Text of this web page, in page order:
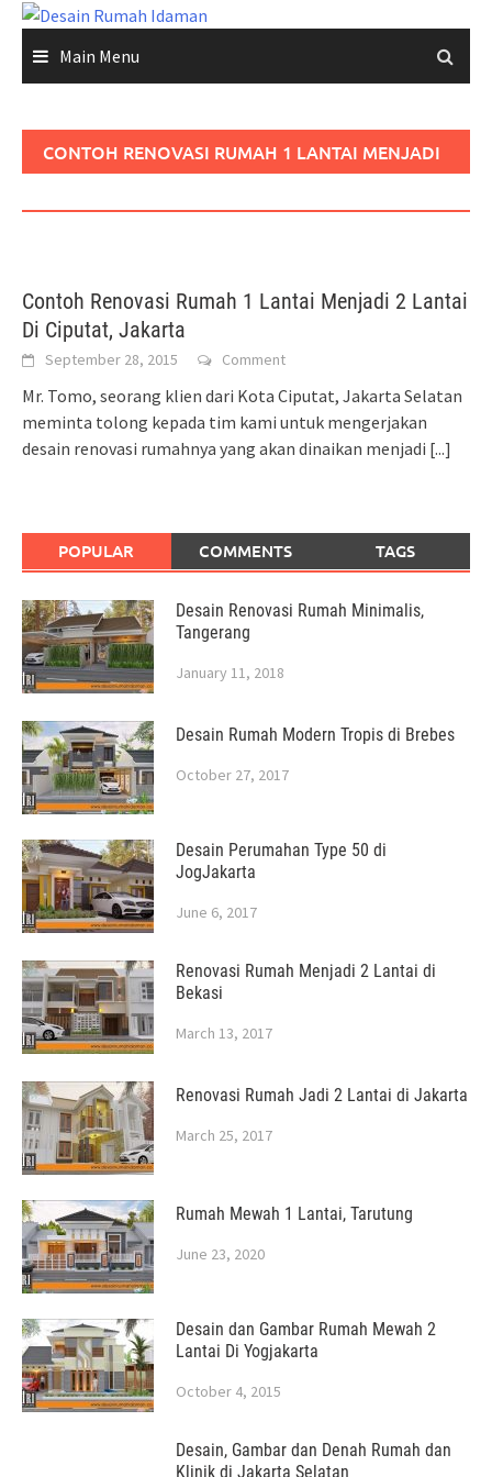
Skip
content Main Menu
CONTOH RENOVASI RUMAH 1 LANTAI MENJADI
Contoh Renovasi Rumah 1 Lantai Menjadi 2 Lantai
Di Ciputat, Jakarta
September 28, 2015 Comment
Mr. Tomo, seorang klien dari Kota Ciputat, Jakarta Selatan
meminta tolong kepada tim kami untuk mengerjakan
desain renovasi rumahnya yang akan dinaikan menjadi [...]
POPULAR COMMENTS TAGS
Desain Renovasi Rumah Minimalis,
Tangerang
January 11, 2018
Desain Rumah Modern Tropis di Brebes
October 27, 2017
Desain Perumahan Type 50 di
JogJakarta
June 6, 2017
Renovasi Rumah Menjadi 2 Lantai di
Bekasi
March 13, 2017
Renovasi Rumah Jadi 2 Lantai di Jakarta
March 25, 2017
Rumah Mewah 1 Lantai, Tarutung
June 23, 2020
Desain dan Gambar Rumah Mewah 2
Lantai Di Yogjakarta
October 4, 2015
Desain, Gambar dan Denah Rumah dan
Klinik di Jakarta Selatan